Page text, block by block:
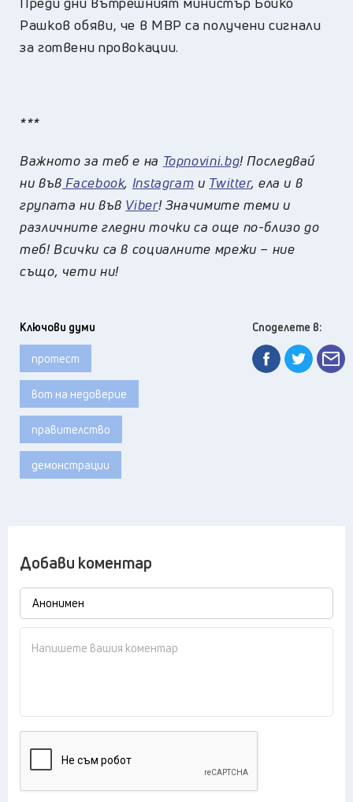
Рашков обяви, че в МВР са получени сигнали
за готвени провокации.
***
Важното за теб е на Topnovini.bg! Последвай
ни във Facebook, Instagram и Twitter, ела и в
групата ни във Viber! Значимите теми и
различните гледни точки са още по-близо до
теб! Всички са в социалните мрежи – ние
също, чети ни!
Ключови думи
протест
вот на недоверие
правителство
демонстрации
Споделете в:
Добави коментар